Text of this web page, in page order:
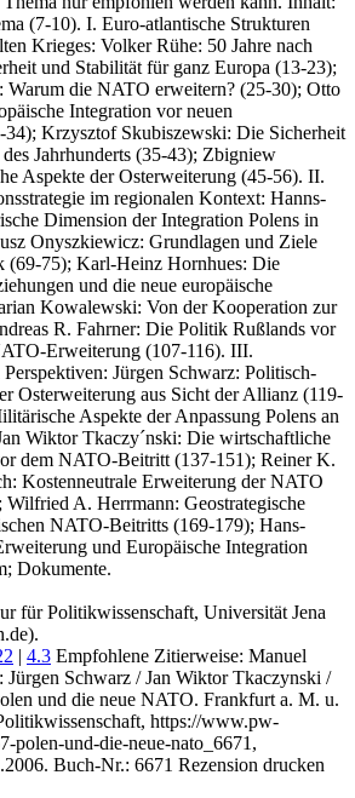
(7-10). I. Euro-atlantische Strukturen
Krieges: Volker Rühe: 50 Jahre nach
und Stabilität für ganz Europa (13-23);
Warum die NATO erweitern? (25-30); Otto
Integration vor neuen
34); Krzysztof Skubiszewski: Die Sicherheit
Jahrhunderts (35-43); Zbigniew
Aspekte der Osterweiterung (45-56). II.
im regionalen Kontext: Hanns-
Dimension der Integration Polens in
Onyszkiewicz: Grundlagen und Ziele
(69-75); Karl-Heinz Hornhues: Die
und die neue europäische
Kowalewski: Von der Kooperation zur
R. Fahrner: Die Politik Rußlands vor
Erweiterung (107-116). III.
Jürgen Schwarz: Politisch-
Osterweiterung aus Sicht der Allianz (119-
Aspekte der Anpassung Polens an
Wiktor Tkaczy´nski: Die wirtschaftliche
dem NATO-Beitritt (137-151); Reiner K.
Kostenneutrale Erweiterung der NATO
Wilfried A. Herrmann: Geostrategische
NATO-Beitritts (169-179); Hans-
und Europäische Integration
Dokumente.
für Politikwissenschaft, Universität Jena
| 4.3 Empfohlene Zitierweise: Manuel
Jürgen Schwarz / Jan Wiktor Tkaczynski /
und die neue NATO. Frankfurt a. M. u.
https://www.pw-
polen-und-die-neue-nato_6671,
Buch-Nr.: 6671 Rezension drucken